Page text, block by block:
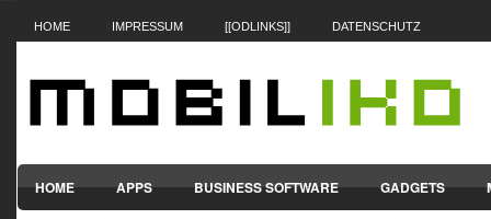
HOME IMPRESSUM [[ODLINKS]] DATENSCHUTZ
HOME APPS BUSINESS SOFTWARE GADGETS